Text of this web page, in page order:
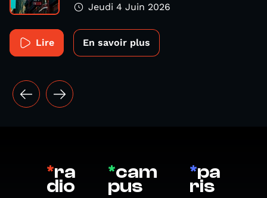
Jeudi 4 Juin 2026
Lire En savoir plus
*ra
dio
*cam
pus
*pa
ris